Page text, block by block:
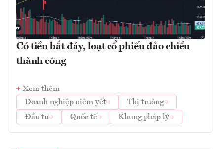
Có tiền bắt đáy, loạt cổ phiếu đảo chiều
thành công
Xem thêm
Doanh nghiệp niêm yết
Thị trường
Đầu tư
Quốc tế Khung pháp lý